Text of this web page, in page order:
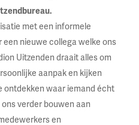
met een informele
nieuwe collega welke ons
Uitzenden draait alles om
aanpak en kijken
ontdekken waar iemand écht
verder bouwen aan
en